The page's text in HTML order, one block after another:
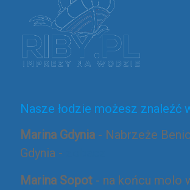
Nasze łodzie możesz znaleźć
Marina Gdynia - Nabrzeże
Gdynia -
Marina Sopot - na końcu molo